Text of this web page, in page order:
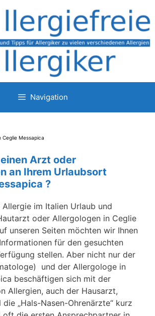
Navigation
Messapica
Arzt oder
an Ihrem Urlaubsort
?
Allergie im Italien Urlaub und
oder Allergologen in Ceglie
unseren Seiten möchten wir Ihnen
für den gesuchten
stellen. Aber nicht nur der
und der Allergologe in
beschäftigen sich mit der
Allergien, auch der Hausarzt,
„Hals-Nasen-Ohrenärzte“ kurz